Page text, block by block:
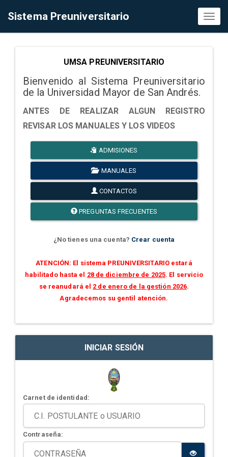
Sistema Preuniversitario
UMSA PREUNIVERSITARIO
Bienvenido al Sistema Preuniversitario
de la Universidad Mayor de San Andrés.
ANTES DE REALIZAR ALGUN REGISTRO
REVISAR LOS MANUALES Y LOS VIDEOS
ADMISIONES
MANUALES
CONTACTOS
PREGUNTAS FRECUENTES
¿No tienes una cuenta? Crear cuenta
ATENCIÓN: El sistema PREUNIVERSITARIO estará
habilitado hasta el 28 de diciembre de 2025. El servicio
se reanudará el 2 de enero de la gestión 2026.
Agradecemos su gentil atención.
INICIAR SESIÓN
Carnet de identidad:
Contraseña: